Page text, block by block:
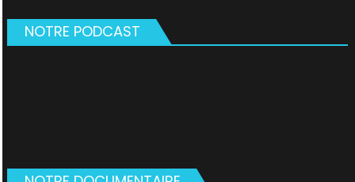
NOTRE PODCAST